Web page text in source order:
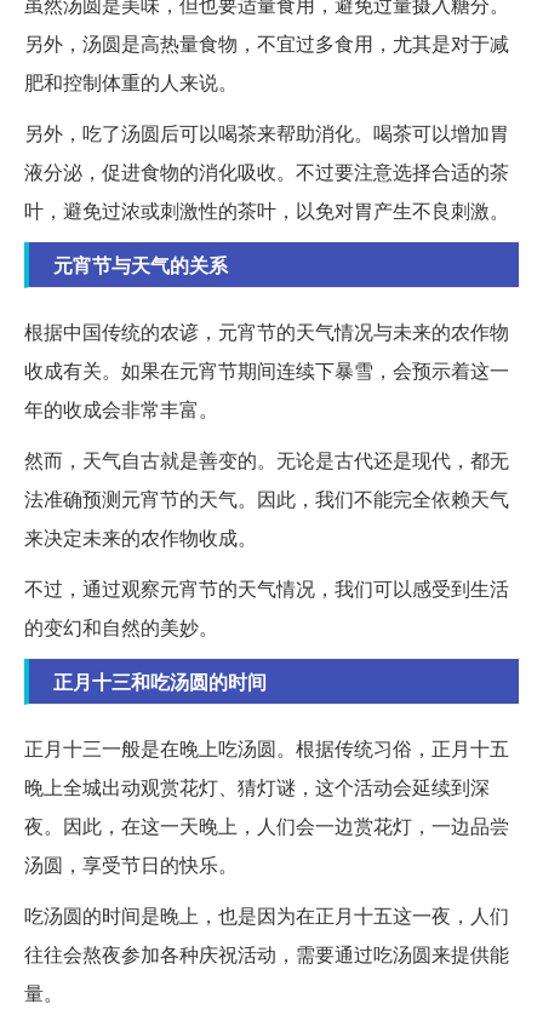
另外，汤圆是高热量食物，不宜过多食用，尤其是对于减
肥和控制体重的人来说。
另外，吃了汤圆后可以喝茶来帮助消化。喝茶可以增加胃
液分泌，促进食物的消化吸收。不过要注意选择合适的茶
叶，避免过浓或刺激性的茶叶，以免对胃产生不良刺激。
元宵节与天气的关系
根据中国传统的农谚，元宵节的天气情况与未来的农作物
收成有关。如果在元宵节期间连续下暴雪，会预示着这一
年的收成会非常丰富。
然而，天气自古就是善变的。无论是古代还是现代，都无
法准确预测元宵节的天气。因此，我们不能完全依赖天气
来决定未来的农作物收成。
不过，通过观察元宵节的天气情况，我们可以感受到生活
的变幻和自然的美妙。
正月十三和吃汤圆的时间
正月十三一般是在晚上吃汤圆。根据传统习俗，正月十五
晚上全城出动观赏花灯、猜灯谜，这个活动会延续到深
夜。因此，在这一天晚上，人们会一边赏花灯，一边品尝
汤圆，享受节日的快乐。
吃汤圆的时间是晚上，也是因为在正月十五这一夜，人们
往往会熬夜参加各种庆祝活动，需要通过吃汤圆来提供能
量。